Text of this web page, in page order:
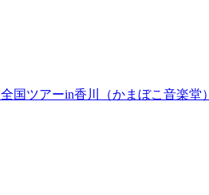
国ツアーin香川（かまぼこ音楽堂）